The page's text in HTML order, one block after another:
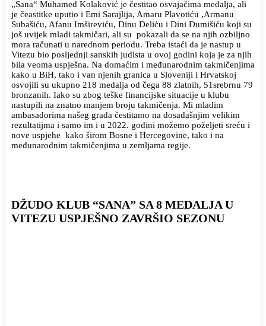
„Sana“ Muhamed Kolaković je čestitao osvajačima medalja, ali
je čeastitke uputio i Emi Sarajlija, Amaru Plavotiću ,Armanu
Subašiću, Afanu Imšireviću, Dinu Deliću i Dini Đumišiću koji su
još uvijek mladi takmičari, ali su pokazali da se na njih ozbiljno
mora računati u narednom periodu. Treba istaći da je nastup u
Vitezu bio posljednji sanskih judista u ovoj godini koja je za njih
bila veoma uspješna. Na domaćim i međunarodnim takmičenjima
kako u BiH, tako i van njenih granica u Sloveniji i Hrvatskoj
osvojili su ukupno 218 medalja od čega 88 zlatnih, 51srebrnu 79
bronzanih. Iako su zbog teške financijske situacije u klubu
nastupili na znatno manjem broju takmičenja. Mi mladim
ambasadorima našeg grada čestitamo na dosadašnjim velikim
rezultatijma i samo im i u 2022. godini možemo poželjeti sreću i
nove uspjehe kako širom Bosne i Hercegovine, tako i na
međunarodnim takmičenjima u zemljama regije.
DŽUDO KLUB “SANA” SA 8 MEDALJA U
VITEZU USPJEŠNO ZAVRŠIO SEZONU